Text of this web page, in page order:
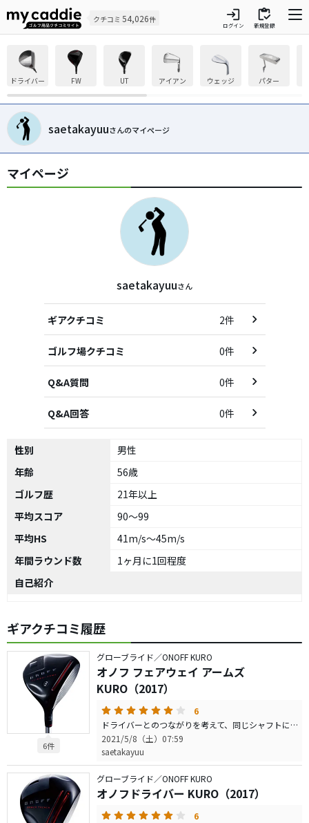
クチコミ 54,026件 login
ログイン
inventory
新規登録
ドライバー FW UT アイアン ウェッジ パター
saetakayuuさんのマイページ
マイページ
saetakayuuさん
ギアクチコミ 2件
ゴルフ場クチコミ 0件
Q&A質問 0件
Q&A回答 0件
性別
男性
年齢
56歳
ゴルフ歴
21年以上
平均スコア
90～99
平均HS
41m/s～45m/s
年間ラウンド数
1ヶ月に1回程度
自己紹介
ギアクチコミ履歴
6件
グローブライド／ONOFF KURO
オノフ フェアウェイ アームズ
KURO（2017）
6
ドライバーとのつながりを考えて、同じシャフトにしたいために買いました。打ってみるとドライバーとのつながりも良く、打感も方向性もグッドです。安く買えたし、決可最高です。購入するに当たり、ユーチーブの動画、オノフＫＵＲＯ２０１７を参考に決めました
2021/5/8（土）07:59
saetakayuu
グローブライド／ONOFF KURO
オノフドライバー KURO（2017）
6